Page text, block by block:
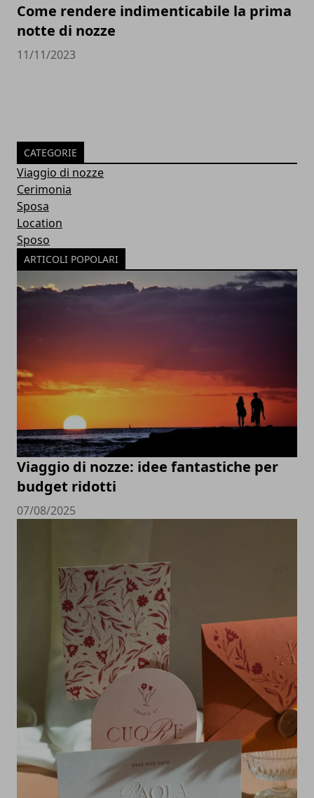
Come rendere indimenticabile la prima
notte di nozze
11/11/2023
CATEGORIE
Viaggio di nozze
Cerimonia
Sposa
Location
Sposo
ARTICOLI POPOLARI
Viaggio di nozze: idee fantastiche per
budget ridotti
07/08/2025